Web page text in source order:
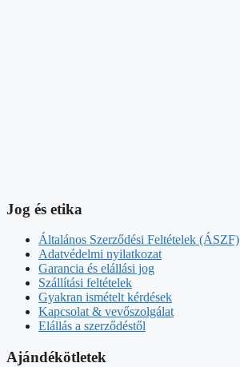
Jog és etika
Általános Szerződési Feltételek (ÁSZF)
Adatvédelmi nyilatkozat
Garancia és elállási jog
Szállítási feltételek
Gyakran ismételt kérdések
Kapcsolat & vevőszolgálat
Elállás a szerződéstől
Ajándékötletek